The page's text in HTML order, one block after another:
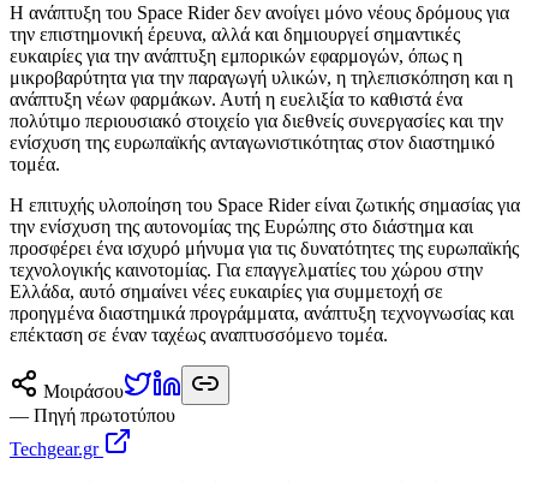
Η ανάπτυξη του Space Rider δεν ανοίγει μόνο νέους δρόμους για
την επιστημονική έρευνα, αλλά και δημιουργεί σημαντικές
ευκαιρίες για την ανάπτυξη εμπορικών εφαρμογών, όπως η
μικροβαρύτητα για την παραγωγή υλικών, η τηλεπισκόπηση και η
ανάπτυξη νέων φαρμάκων. Αυτή η ευελιξία το καθιστά ένα
πολύτιμο περιουσιακό στοιχείο για διεθνείς συνεργασίες και την
ενίσχυση της ευρωπαϊκής ανταγωνιστικότητας στον διαστημικό
τομέα.
Η επιτυχής υλοποίηση του Space Rider είναι ζωτικής σημασίας για
την ενίσχυση της αυτονομίας της Ευρώπης στο διάστημα και
προσφέρει ένα ισχυρό μήνυμα για τις δυνατότητες της ευρωπαϊκής
τεχνολογικής καινοτομίας. Για επαγγελματίες του χώρου στην
Ελλάδα, αυτό σημαίνει νέες ευκαιρίες για συμμετοχή σε
προηγμένα διαστημικά προγράμματα, ανάπτυξη τεχνογνωσίας και
επέκταση σε έναν ταχέως αναπτυσσόμενο τομέα.
Μοιράσου
— Πηγή πρωτοτύπου
Techgear.gr